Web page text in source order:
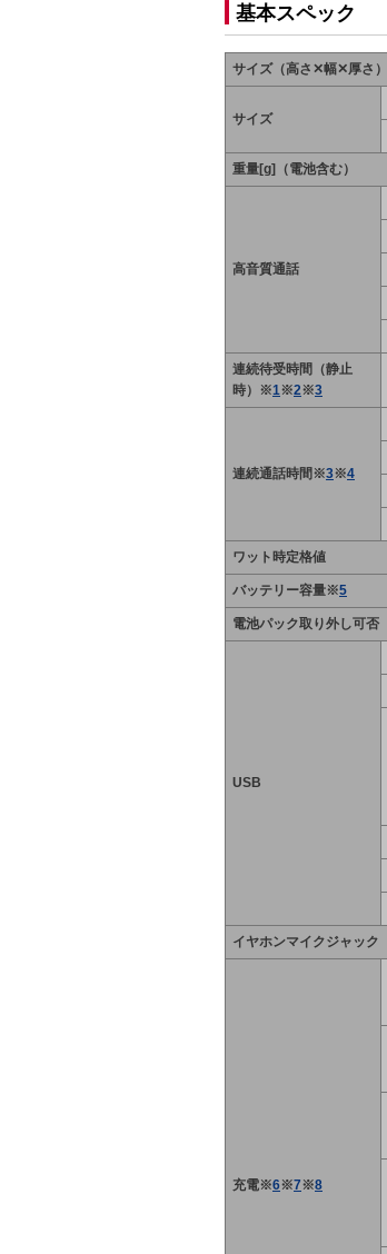
基本スペック
サイズ（高さ✕幅✕厚さ）
サイズ
重量[g]（電池含む）
高音質通話
連続待受時間（静止
時）※1※2※3
連続通話時間※3※4
ワット時定格値
バッテリー容量※5
電池パック取り外し可否
USB
イヤホンマイクジャック
充電※6※7※8